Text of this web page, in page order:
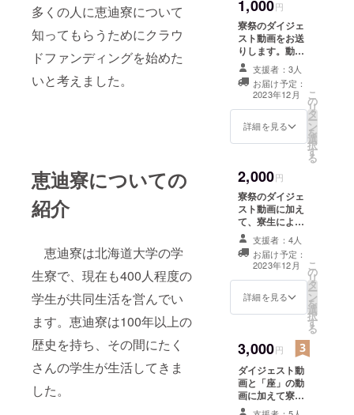
多くの人に恵迪寮について
知ってもらうためにクラウ
ドファンディングを始めた
いと考えました。
恵迪寮についての
紹介
恵迪寮は北海道大学の学
生寮で、現在も400人程度の
学生が共同生活を営んでい
ます。恵迪寮は100年以上の
歴史を持ち、その間にたく
さんの学生が生活してきま
した。
1,000円
寮祭のダイジェ
スト動画をお送
りします。動画
は、数分程度を
予定しており、
寮祭の内容を伝
えられるような
内容とする予定
です。動画は、
ターンの内容を
無断で公開、転
載することは禁
止です。
支援者：3人
お届け予定：
2023年12月
詳細を見る
こ
の
リ
タ
ー
ン
を
選
択
す
る
2,000円
寮祭のダイジェ
スト動画に加え
て、寮生による
演劇である
「座」の動画を
お送りします。
動画は、
youtubeの限定
公開を利用する
載することは禁
止です。
支援者：4人
お届け予定：
2023年12月
詳細を見る
こ
の
リ
タ
ー
ン
を
選
択
す
る
3,000円
ダイジェスト動
画と「座」の動
画に加えて寮祭
のパンフレット